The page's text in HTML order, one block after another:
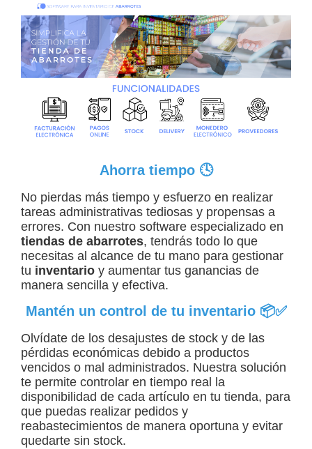
Ahorra tiempo 🕓
No pierdas más tiempo y esfuerzo en realizar
tareas administrativas tediosas y propensas a
errores. Con nuestro software especializado en
tiendas de abarrotes, tendrás todo lo que
necesitas al alcance de tu mano para gestionar
tu inventario y aumentar tus ganancias de
manera sencilla y efectiva.
Mantén un control de tu inventario 📦✅
Olvídate de los desajustes de stock y de las
pérdidas económicas debido a productos
vencidos o mal administrados. Nuestra solución
te permite controlar en tiempo real la
disponibilidad de cada artículo en tu tienda, para
que puedas realizar pedidos y
reabastecimientos de manera oportuna y evitar
quedarte sin stock.